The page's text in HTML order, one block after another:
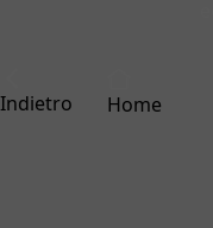
Indietro Home